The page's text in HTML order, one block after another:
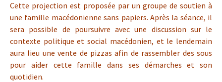
Cette projection est proposée par un groupe de soutien à
une famille macédonienne sans papiers. Après la séance, il
sera possible de poursuivre avec une discussion sur le
contexte politique et social macédonien, et le lendemain
aura lieu une vente de pizzas afin de rassembler des sous
pour aider cette famille dans ses démarches et son
quotidien.